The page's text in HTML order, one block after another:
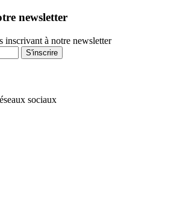
newsletter
inscrivant à notre newsletter
S'inscrire
sociaux